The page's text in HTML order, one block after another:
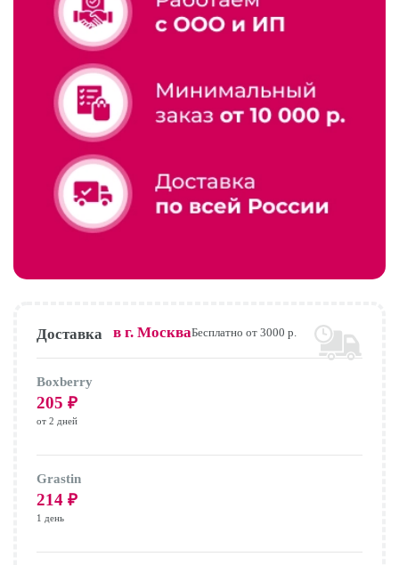
Доставка в г. МоскваБесплатно от 3000 р.
Boxberry
205 ₽
от 2 дней
Grastin
214 ₽
1 день